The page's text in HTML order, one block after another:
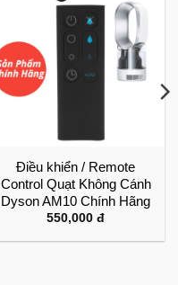
Điều khiển / Remote
Control Quạt Không Cánh
Dyson AM10 Chính Hãng
550,000 đ